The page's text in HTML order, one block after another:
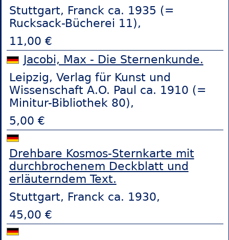
Stuttgart, Franck ca. 1935 (=
Rucksack-Bücherei 11),
11,00 €
Jacobi, Max - Die Sternenkunde.
Leipzig, Verlag für Kunst und
Wissenschaft A.O. Paul ca. 1910 (=
Minitur-Bibliothek 80),
5,00 €
Drehbare Kosmos-Sternkarte mit
durchbrochenem Deckblatt und
erläuterndem Text.
Stuttgart, Franck ca. 1930,
45,00 €